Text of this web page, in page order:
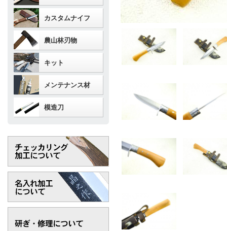
カスタムナイフ
農山林刃物
キット
メンテナンス材
模造刀